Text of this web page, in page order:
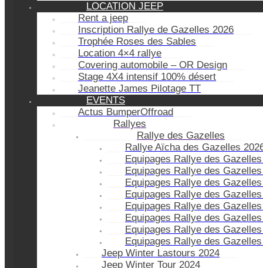
LOCATION JEEP
Rent a jeep
Inscription Rallye de Gazelles 2026
Trophée Roses des Sables
Location 4×4 rallye
Covering automobile – OR Design
Stage 4X4 intensif 100% désert
Jeanette James Pilotage TT
EVENTS
Actus BumperOffroad
Rallyes
Rallye des Gazelles
Rallye Aïcha des Gazelles
Equipages Rallye des
Equipages Rallye des
Equipages Rallye des
Equipages Rallye des
Equipages Rallye des
Equipages Rallye des
Equipages Rallye des
Equipages Rallye des
Jeep Winter Lastours 2024
Jeep Winter Tour 2024